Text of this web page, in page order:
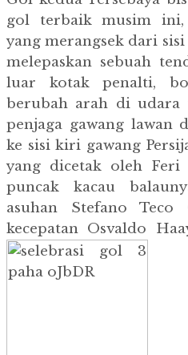
gol terbaik musim ini,
yang merangsek dari
melepaskan sebuah
luar kotak penalti,
berubah arah di udara
penjaga gawang lawan
ke sisi kiri gawang
yang dicetak oleh
puncak kacau
asuhan Stefano Teco
kecepatan Osvaldo